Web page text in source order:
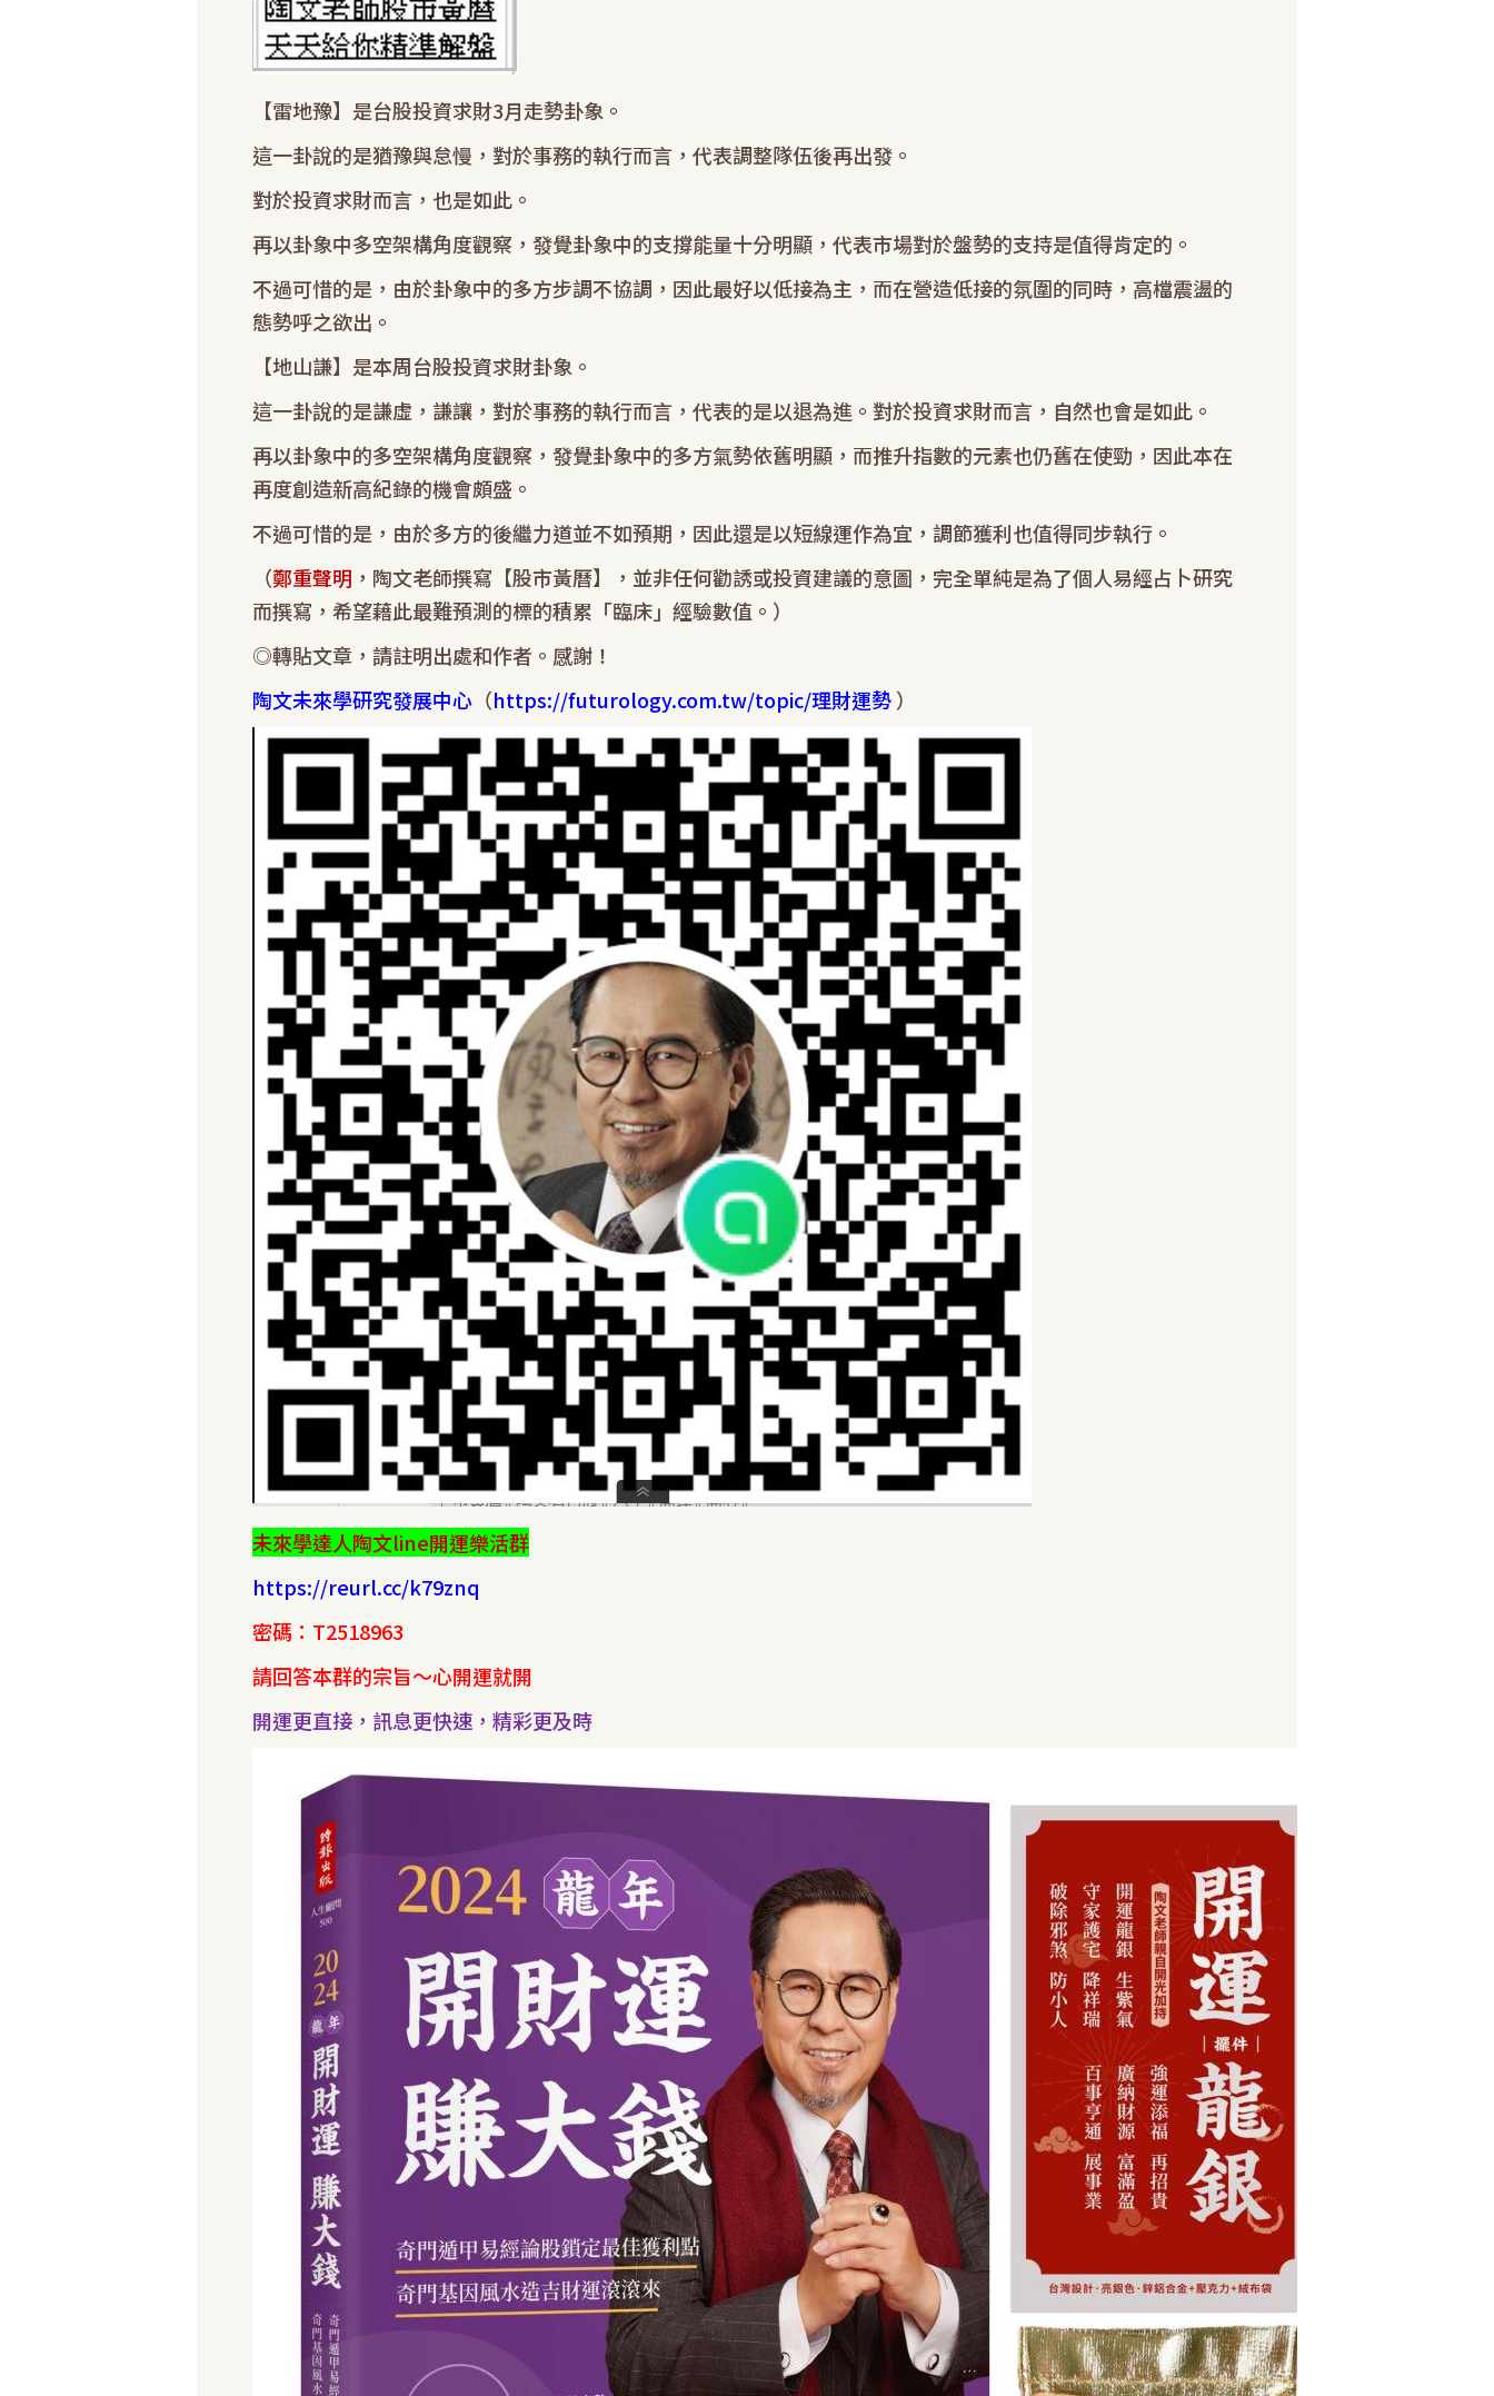
【雷地豫】是台股投資求財3月走勢卦象。
這一卦說的是猶豫與怠慢，對於事務的執行而言，代表調整隊伍後再出發。
對於投資求財而言，也是如此。
再以卦象中多空架構角度觀察，發覺卦象中的支撐能量十分明顯，代表市場對於盤勢的支持是值得肯定的。
不過可惜的是，由於卦象中的多方步調不協調，因此最好以低接為主，而在營造低接的氛圍的同時，高檔震盪的
態勢呼之欲出。
【地山謙】是本周台股投資求財卦象。
這一卦說的是謙虛，謙讓，對於事務的執行而言，代表的是以退為進。對於投資求財而言，自然也會是如此。
再以卦象中的多空架構角度觀察，發覺卦象中的多方氣勢依舊明顯，而推升指數的元素也仍舊在使勁，因此本在
再度創造新高紀錄的機會頗盛。
不過可惜的是，由於多方的後繼力道並不如預期，因此還是以短線運作為宜，調節獲利也值得同步執行。
（鄭重聲明 ，陶文老師撰寫【股市黃曆】，並非任何勸誘或投資建議的意圖，完全單純是為了個人易經占卜研究
而撰寫，希望藉此最難預測的標的積累「臨床」經驗數值。）
◎轉貼文章，請註明出處和作者。感謝！
陶文未來學研究發展中心 （https://futurology.com.tw/topic/理財運勢）
未來學達人陶文line開運樂活群
https://reurl.cc/k79znq
密碼：T2518963
請回答本群的宗旨～心開運就開
開運更直接，訊息更快速，精彩更及時